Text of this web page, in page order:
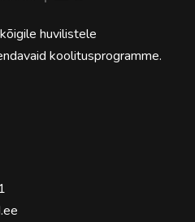
huvilistele
koolitusprogramme.